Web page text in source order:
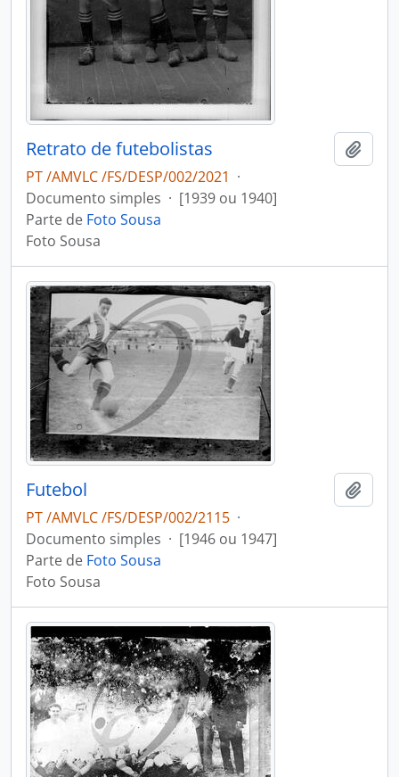
Retrato de futebolistas
PT /AMVLC /FS/DESP/002/2021 ·
Documento simples · [1939 ou 1940]
Parte de Foto Sousa
Foto Sousa
Futebol
PT /AMVLC /FS/DESP/002/2115 ·
Documento simples · [1946 ou 1947]
Parte de Foto Sousa
Foto Sousa